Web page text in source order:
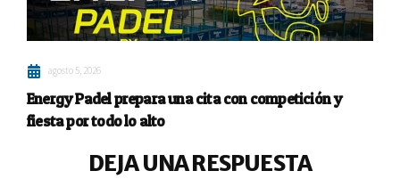
agosto 5, 2026
Energy Padel prepara una cita con competición y
fiesta por todo lo alto
DEJA UNA RESPUESTA